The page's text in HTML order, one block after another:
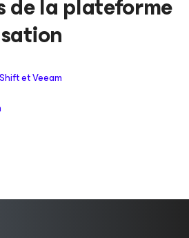
de la plateforme
et Veeam